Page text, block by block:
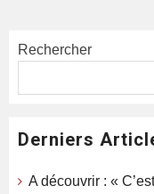
Rechercher
Derniers
A découvrir : «